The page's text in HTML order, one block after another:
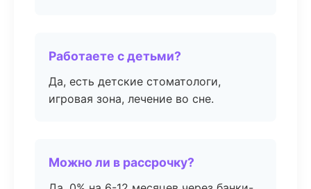
Работаете с детьми?
Да, есть детские стоматологи,
игровая зона, лечение во сне.
Можно ли в рассрочку?